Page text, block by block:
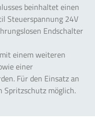
beinhaltet einen
Steuerspannung 24V
Endschalter
einem weiteren
einer
Für den Einsatz an
Spritzschutz möglich.